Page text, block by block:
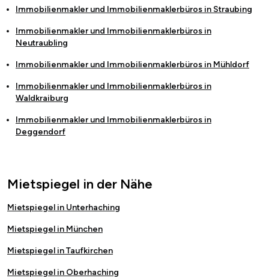
Immobilienmakler und Immobilienmaklerbüros in Straubing
Immobilienmakler und Immobilienmaklerbüros in
Neutraubling
Immobilienmakler und Immobilienmaklerbüros in Mühldorf
Immobilienmakler und Immobilienmaklerbüros in
Waldkraiburg
Immobilienmakler und Immobilienmaklerbüros in
Deggendorf
Mietspiegel in der Nähe
Mietspiegel in Unterhaching
Mietspiegel in München
Mietspiegel in Taufkirchen
Mietspiegel in Oberhaching